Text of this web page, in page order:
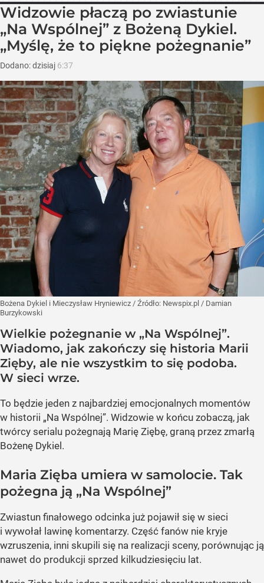
Widzowie płaczą po zwiastunie
„Na Wspólnej” z Bożeną Dykiel.
„Myślę, że to piękne pożegnanie”
Dodano:dzisiaj 6:37
Bożena Dykiel i Mieczysław Hryniewicz / Źródło: Newspix.pl / Damian
Burzykowski
Wielkie pożegnanie w „Na Wspólnej”.
Wiadomo, jak zakończy się historia Marii
Zięby, ale nie wszystkim to się podoba.
W sieci wrze.
To będzie jeden z najbardziej emocjonalnych momentów
w historii „Na Wspólnej”. Widzowie w końcu zobaczą, jak
twórcy serialu pożegnają Marię Ziębę, graną przez zmarłą
Bożenę Dykiel.
Maria Zięba umiera w samolocie. Tak
pożegna ją „Na Wspólnej”
Zwiastun finałowego odcinka już pojawił się w sieci
i wywołał lawinę komentarzy. Część fanów nie kryje
wzruszenia, inni skupili się na realizacji sceny, porównując ją
nawet do produkcji sprzed kilkudziesięciu lat.